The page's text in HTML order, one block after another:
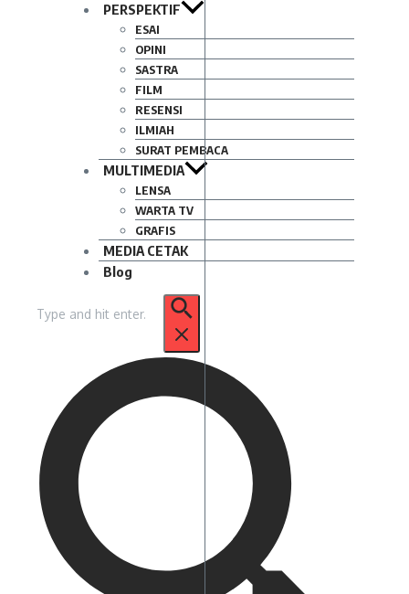
PERSPEKTIF
ESAI
OPINI
SASTRA
FILM
RESENSI
ILMIAH
SURAT PEMBACA
MULTIMEDIA
LENSA
WARTA TV
GRAFIS
MEDIA CETAK
Blog
untuk: